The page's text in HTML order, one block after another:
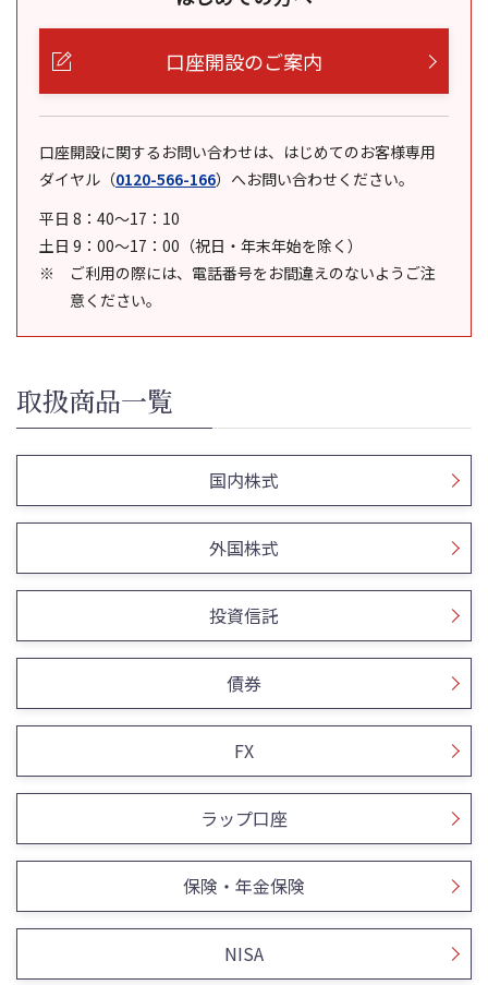
口座開設のご案内
口座開設に関するお問い合わせは、はじめてのお客様専用
ダイヤル （0120-566-166） へお問い合わせください。
平日 8：40～17：10
土日 9：00～17：00（祝日・年末年始を除く）
ご利用の際には、電話番号をお間違えのないようご注
意ください。
取扱商品一覧
国内株式
外国株式
投資信託
債券
FX
ラップ口座
保険・年金保険
NISA